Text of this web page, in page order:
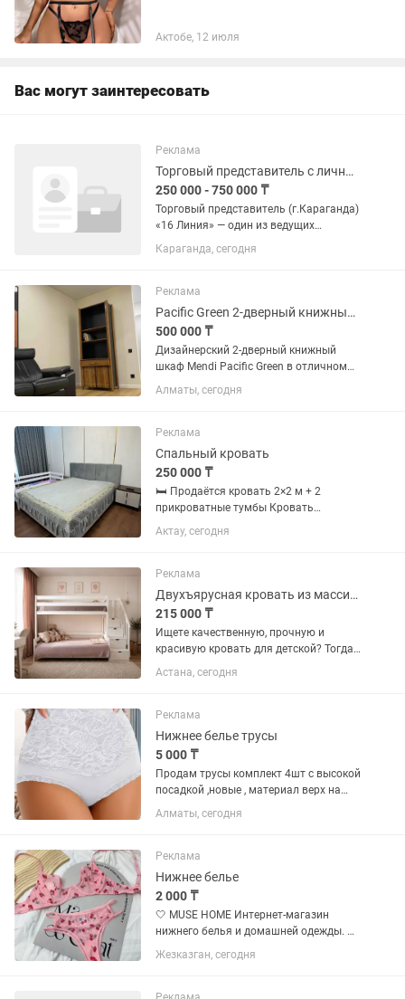
Актобе, 12 июля
Вас могут заинтересовать
Реклама
Торговый представитель с личным автомобилем
250 000 - 750 000 ₸
Торговый представитель (г.Караганда)
«16 Линия» — один из ведущих
дистрибьюторов чулочно-носочной
продукции и нижнего белья в
официальным дистрибьютором
европейских брендов...
Караганда, сегодня
Реклама
Pacific Green 2-дверный книжный шкаф коллекция Mendi / Vintage
500 000 ₸
Дизайнерский 2-дверный книжный
шкаф Mendi Pacific Green в отличном
состоянии / коллекционный предмет
интерьера Retail от 3500$ Размер
Коллекция: MENDI...
Алматы, сегодня
Реклама
Спальный кровать
250 000 ₸
🛏️ Продаётся кровать 2×2 м + 2
прикроватные тумбы Кровать
практически новая — покупали весной.
В комплект входит матрас. Кровать
предусмотрено место для хранения...
Актау, сегодня
Реклама
Двухъярусная кровать из массива березы с двумя ортопедическими матрасами
215 000 ₸
Ищете качественную, прочную и
красивую кровать для детской? Тогда
этот вариант для вас. Кровать
изготовлена из натурального массива
отличается высокой прочностью,...
Астана, сегодня
Реклама
Нижнее белье трусы
5 000 ₸
Продам трусы комплект 4шт с высокой
посадкой ,новые , материал верх на
поясе гипюр ,очень мягкий не колеться,
а низ хб ,хлопок ,очень удобные размер
Алматы, сегодня
Реклама
Нижнее белье
2 000 ₸
🤍 MUSE HOME Интернет-магазин
нижнего белья и домашней одежды. ✨
Жезказган, сегодня